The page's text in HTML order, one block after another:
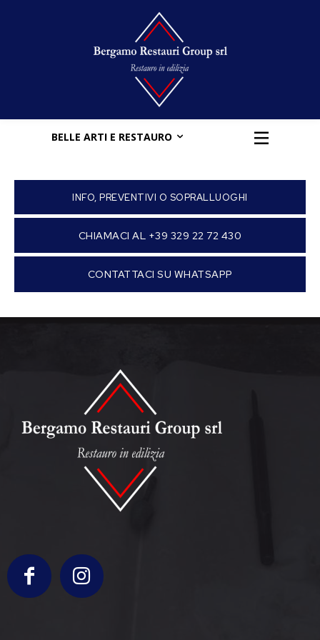
BELLE ARTI E RESTAURO
INFO, PREVENTIVI O SOPRALLUOGHI
CHIAMACI AL +39 329 22 72 430
CONTATTACI SU WHATSAPP